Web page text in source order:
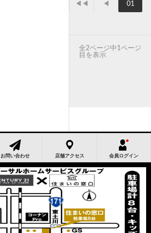
◀◀ ◀ 01
全2ページ中1ページ
目を表示
お問い合わせ 店舗アクセス 会員ログイン